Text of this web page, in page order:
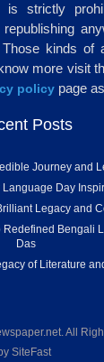
strictly
kinds of
more visit
policy page
Posts
Journey and
Language Day
Legacy and
Bengali
Das
of Literature
. All
SiteFast